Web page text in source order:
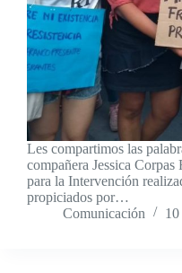
Les compartimos las
compañera Jessica Corpas
para la Intervención
propiciados por…
Comunicación